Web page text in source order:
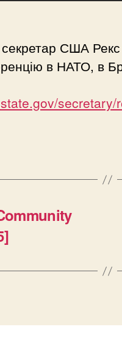
США Рекс
в НАТО, в